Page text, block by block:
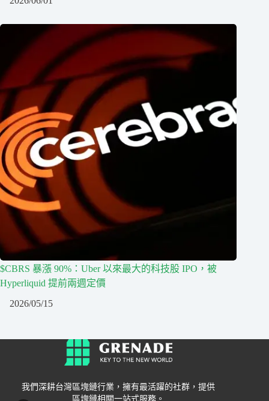
$CBRS 暴漲 90%：Uber 以來最大的科技股 IPO，被
Hyperliquid 提前兩週定價
2026/05/15
我們深耕台灣區塊鏈行業，擁有最活躍的社群，提供
區塊鏈相關一站式服務。